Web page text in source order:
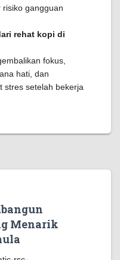
gangguan
rehat kopi di
fokus,
hati, dan
stres setelah bekerja
Menarik